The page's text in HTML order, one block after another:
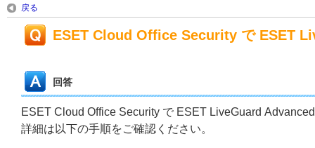
戻る
ESET Cloud Office Security で ESET
回答
ESET Cloud Office Security で ESET LiveGuard
詳細は以下の手順をご確認ください。